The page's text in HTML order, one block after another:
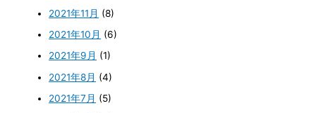
2021年11月 (8)
2021年10月 (6)
2021年9月 (1)
2021年8月 (4)
2021年7月 (5)